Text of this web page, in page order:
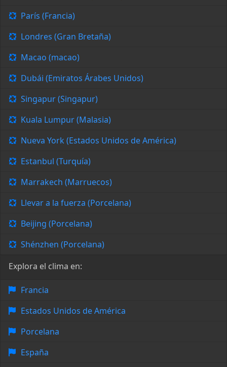
París (Francia)
Londres (Gran Bretaña)
Macao (macao)
Dubái (Emiratos Árabes Unidos)
Singapur (Singapur)
Kuala Lumpur (Malasia)
Nueva York (Estados Unidos de América)
Estanbul (Turquía)
Marrakech (Marruecos)
Llevar a la fuerza (Porcelana)
Beijing (Porcelana)
Shénzhen (Porcelana)
Explora el clima en:
Francia
Estados Unidos de América
Porcelana
España